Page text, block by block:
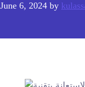
June 6, 2024 by